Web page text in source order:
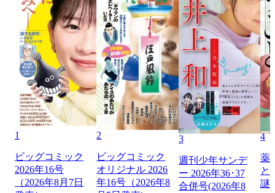
1
ビッグコミック
2026年16号
（2026年8月7日
2
ビッグコミック
オリジナル 2026
年16号（2026年8
3
週刊少年サンデ
ー 2026年36･37
合併号(2026年8
4
薬
と
謎